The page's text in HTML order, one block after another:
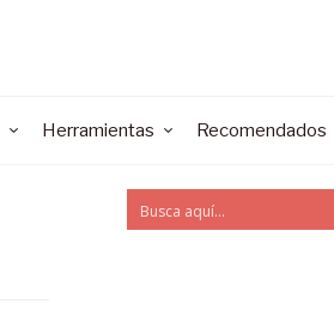
Herramientas Recomendados